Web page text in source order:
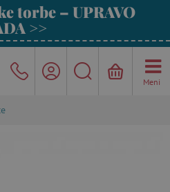
torbe – UPRAVO
>>
Meni